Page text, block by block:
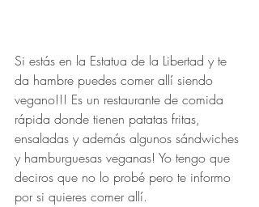
Si estás en la Estatua de la Libertad y te
da hambre puedes comer allí siendo
vegano!!! Es un restaurante de comida
rápida donde tienen patatas fritas,
ensaladas y además algunos sándwiches
y hamburguesas veganas! Yo tengo que
deciros que no lo probé pero te informo
por si quieres comer allí.